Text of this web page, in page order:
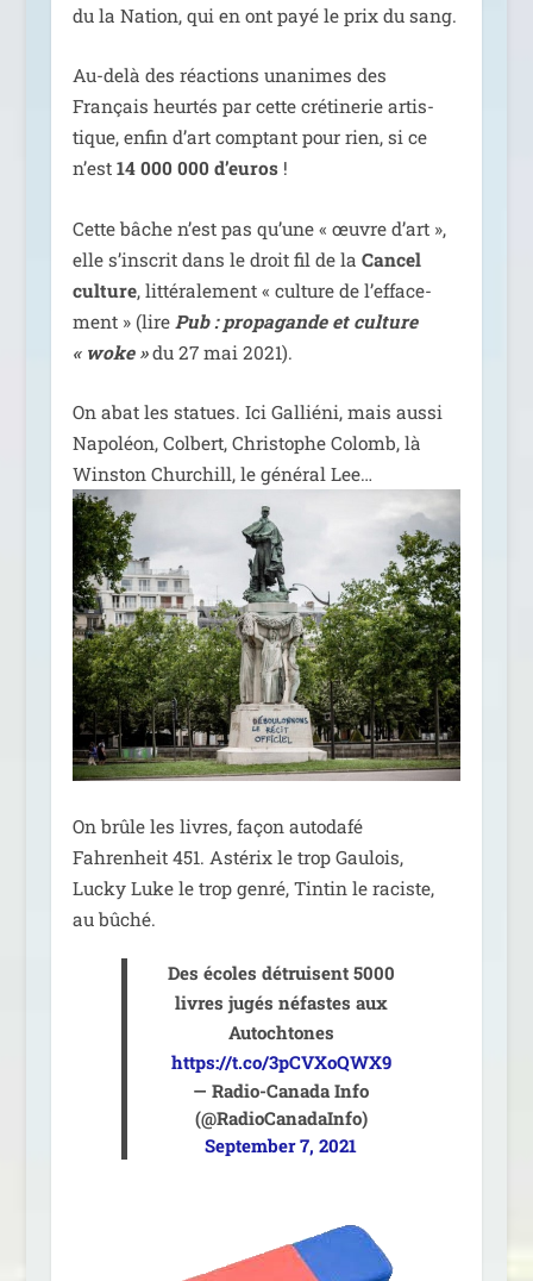
du la Nation, qui en ont payé le prix du sang.
Au-delà des réac­tions una­nimes des
Français heur­tés par cette cré­ti­ne­rie artis­
tique, enfin d’art comp­tant pour rien, si ce
n’est 14 000 000 d’eu­ros!
Cette bâche n’est pas qu’une « œuvre d’art »,
elle s’ins­crit dans le droit fil de la Cancel
culture, lit­té­ra­le­ment « culture de l’ef­fa­ce­
ment » (lire Pub : pro­pa­gande et culture
« woke »du 27 mai 2021).
On abat les sta­tues. Ici Galliéni, mais aus­si
Napoléon, Colbert, Christophe Colomb, là
Winston Churchill, le géné­ral Lee…
On brûle les livres, façon auto­da­fé
Fahrenheit 451. Astérix le trop Gaulois,
Lucky Luke le trop gen­ré, Tintin le raciste,
au bûché.
Des écoles détruisent 5000
livres jugés néfastes aux
Autochtones
https://t.co/3pCVXoQWX9
— Radio-Canada Info
(@RadioCanadaInfo)
September 7, 2021